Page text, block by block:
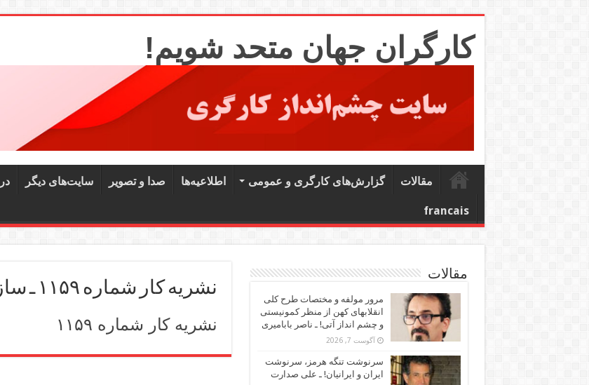
کارگران جهان متحد شویم!
مقالات گزارش‌های کارگری و عمومی اطلاعیه‌ها صدا و تصویر سایت‌های دیگر
francais
نشریه کار شماره ۱۱۵۹ ـ سازمان فدائیان (اقلیت)
نشریه کار شماره ۱۱۵۹
مقالات
مرور مولفه و مختصات طرح کلی
انقلابهای کهن از منظر کمونیستی
و چشم انداز آتی! ـ ناصر بابامیری
آگوست 7, 2026
سرنوشت تنگه هرمز، سرنوشت
ایران و ایرانیان! ـ علی صدارت